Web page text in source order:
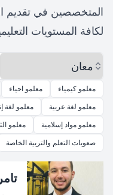
المتخصصين في تقديم
لكافة المستويات
اختر المحافظة
معلمو كيمياء معلمو احياء
معلمو لغة عربية
معلمو لغة
معلمو مواد إسلامية
معلمو
صعوبات التعلم والتربية الخاصة